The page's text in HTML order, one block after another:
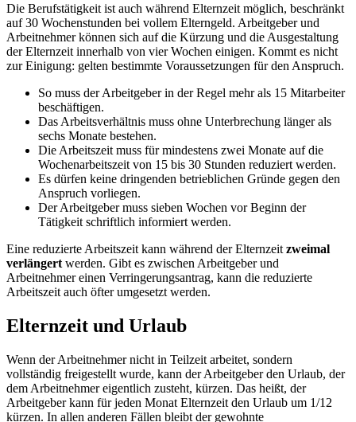
Die Berufstätigkeit ist auch während Elternzeit möglich, beschränkt
auf 30 Wochenstunden bei vollem Elterngeld. Arbeitgeber und
Arbeitnehmer können sich auf die Kürzung und die Ausgestaltung
der Elternzeit innerhalb von vier Wochen einigen. Kommt es nicht
zur Einigung: gelten bestimmte Voraussetzungen für den Anspruch.
So muss der Arbeitgeber in der Regel mehr als 15 Mitarbeiter
beschäftigen.
Das Arbeitsverhältnis muss ohne Unterbrechung länger als
sechs Monate bestehen.
Die Arbeitszeit muss für mindestens zwei Monate auf die
Wochenarbeitszeit von 15 bis 30 Stunden reduziert werden.
Es dürfen keine dringenden betrieblichen Gründe gegen den
Anspruch vorliegen.
Der Arbeitgeber muss sieben Wochen vor Beginn der
Tätigkeit schriftlich informiert werden.
Eine reduzierte Arbeitszeit kann während der Elternzeit zweimal
verlängert werden. Gibt es zwischen Arbeitgeber und
Arbeitnehmer einen Verringerungsantrag, kann die reduzierte
Arbeitszeit auch öfter umgesetzt werden.
Elternzeit und Urlaub
Wenn der Arbeitnehmer nicht in Teilzeit arbeitet, sondern
vollständig freigestellt wurde, kann der Arbeitgeber den Urlaub, der
dem Arbeitnehmer eigentlich zusteht, kürzen. Das heißt, der
Arbeitgeber kann für jeden Monat Elternzeit den Urlaub um 1/12
kürzen. In allen anderen Fällen bleibt der gewohnte